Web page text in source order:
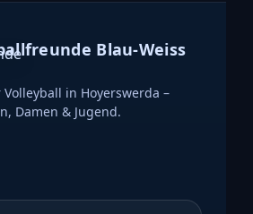
Blau-Weiss
in Hoyerswerda –
Damen & Jugend.